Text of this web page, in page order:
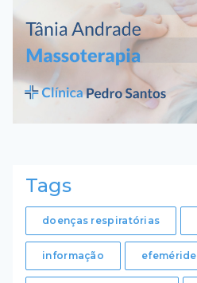
Tags
doenças respiratórias
informação efeméride